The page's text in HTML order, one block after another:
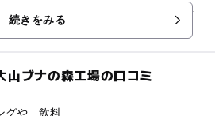
かに、遊具のそろった広場がありま
と...
続きをみる
山ブナの森工場の口コミ